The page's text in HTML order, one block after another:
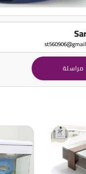
مراسلة